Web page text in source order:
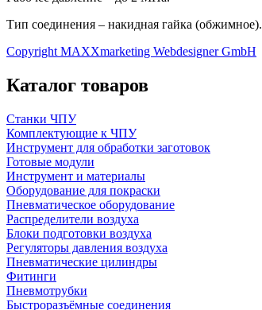
Тип соединения – накидная гайка (обжимное).
Copyright MAXXmarketing Webdesigner GmbH
Каталог товаров
Станки ЧПУ
Комплектующие к ЧПУ
Инструмент для обработки заготовок
Готовые модули
Инструмент и материалы
Оборудование для покраски
Пневматическое оборудование
Распределители воздуха
Блоки подготовки воздуха
Регуляторы давления воздуха
Пневматические цилиндры
Фитинги
Пневмотрубки
Быстроразъёмные соединения